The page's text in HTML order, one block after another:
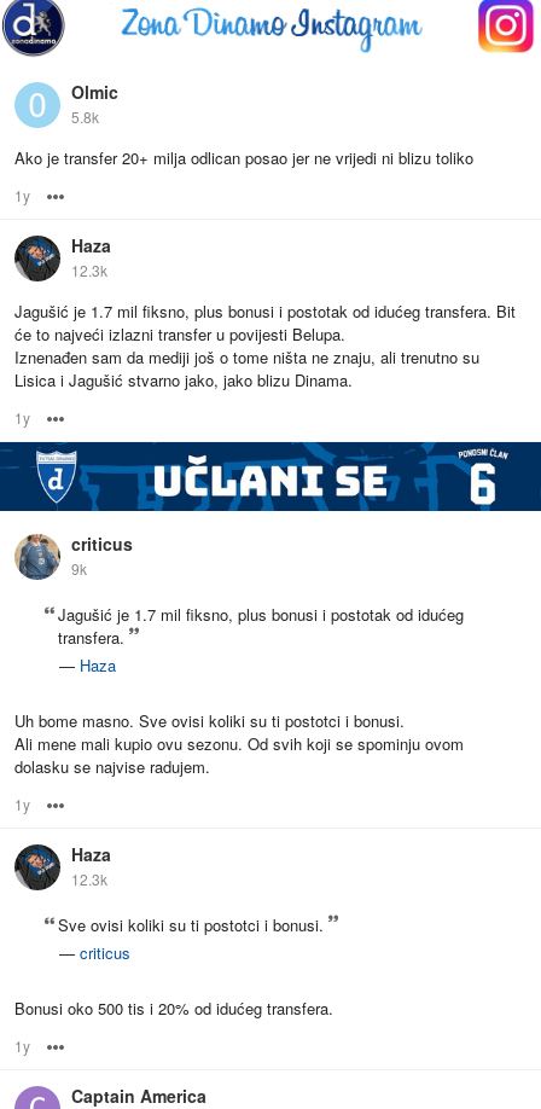
Olmic
5.8k
Ako je transfer 20+ milja odlican posao jer ne vrijedi ni blizu toliko
1y
Haza
12.3k
Jagušić je 1.7 mil fiksno, plus bonusi i postotak od idućeg transfera. Bit
će to najveći izlazni transfer u povijesti Belupa.
Iznenađen sam da mediji još o tome ništa ne znaju, ali trenutno su
Lisica i Jagušić stvarno jako, jako blizu Dinama.
1y
criticus
9k
Jagušić je 1.7 mil fiksno, plus bonusi i postotak od idućeg
transfera.
— Haza
Uh bome masno. Sve ovisi koliki su ti postotci i bonusi.
Ali mene mali kupio ovu sezonu. Od svih koji se spominju ovom
dolasku se najvise radujem.
1y
Haza
12.3k
Sve ovisi koliki su ti postotci i bonusi.
— criticus
Bonusi oko 500 tis i 20% od idućeg transfera.
1y
Captain America